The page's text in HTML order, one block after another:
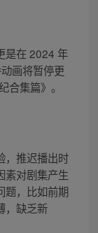
是在 2024 年
画将暂停更
集篇》。
，推迟播出时
素对剧集产生
题，比如前期
，缺乏新